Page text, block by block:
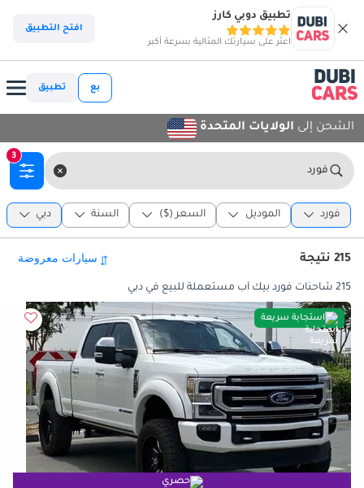
تطبيق دوبي كارز
اعثر على سيارتك المثالية بسرعة أكبر
افتح التطبيق
بع تطبيق
الشحن إلى الولايات المتحدة
فورد
3
فورد الموديل السعر ($) السنة دبي
215 نتيجة
215 شاحنات فورد بيك أب مستعملة للبيع في دبي
استجابة سريعة
حصري